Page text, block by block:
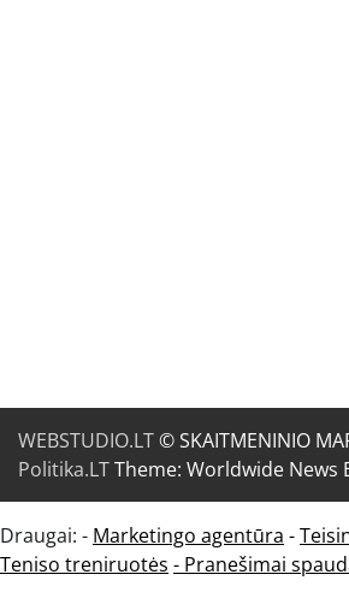
WEBSTUDIO.LT© SKAITMENINIO
Politika.LTTheme: Worldwide News
Draugai: - Marketingo agentūra -
Teniso treniruotės - Pranešimai